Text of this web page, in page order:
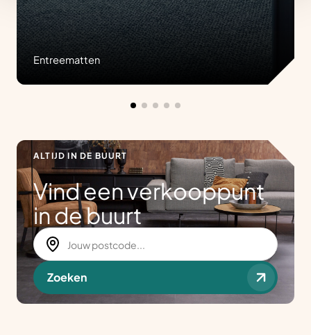
Entreematten
ALTIJD IN DE BUURT
Vind een verkooppunt
in de buurt
Zoeken